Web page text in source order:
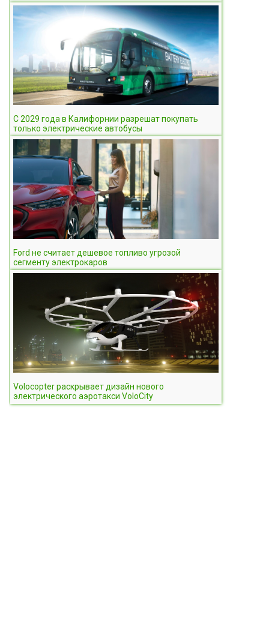
С 2029 года в Калифорнии разрешат покупать
только электрические автобусы
Ford не считает дешевое топливо угрозой
сегменту электрокаров
Volocopter раскрывает дизайн нового
электрического аэротакси VoloCity